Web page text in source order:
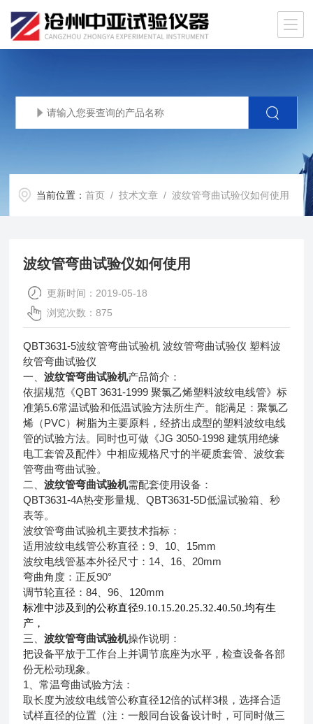
当前位置：首页 /技术文章 / 波纹管弯曲试验仪如何使用
波纹管弯曲试验仪如何使用
更新时间：2019-05-18
浏览次数：875
QBT3631-5波纹管弯曲试验机 波纹管弯曲试验仪 塑料波
纹管弯曲试验仪
一、波纹管弯曲试验机产品简介：
依据规范《QBT 3631-1999聚氯乙烯塑料波纹电线管》标
准第5.6常温试验和低温试验方法所生产。能满足：聚氯乙
烯（PVC）树脂为主要原料，经挤出成型的塑料波纹电线
管的试验方法。同时也可做《JG 3050-1998建筑用绝缘
电工套管及配件》中相应规格尺寸的半硬质套管、波纹套
管弯曲弯曲试验。
二、波纹管弯曲试验机需配套使用设备：
QBT3631-4A热变形量规、QBT3631-5D低温试验箱、秒
表等。
波纹管弯曲试验机主要技术指标：
适用波纹电线管公称直径：9 10 15mm
波纹电线管基本外径尺寸： 14 16 20mm
弯曲角度：正反90°
调节轮直径：84 、96 120mm
标准中涉及到的公称直径9.10.15.20.25.32.40.50.均有生
产，
三、波纹管弯曲试验机操作说明：
把设备平放于工作台上并调节底座为水平，检查设备各部
份无松动现象。
1 、常温弯曲试验方法：
取长度为波纹电线管公称直径12倍的试样3根，选择合适
试样直径的位置（注：一般同台设备设计时，可同时做三